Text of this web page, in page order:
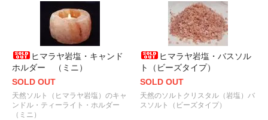
ヒマラヤ岩塩・キャンド
ホルダー （ミニ）
SOLD OUT
天然ソルト（ヒマラヤ岩塩）のキャ
ンドル・ティーライト・ホルダー
（ミニ）
ヒマラヤ岩塩・バスソル
ト（ビーズタイプ）
SOLD OUT
天然のソルトクリスタル（岩塩）バ
スソルト（ビーズタイプ）